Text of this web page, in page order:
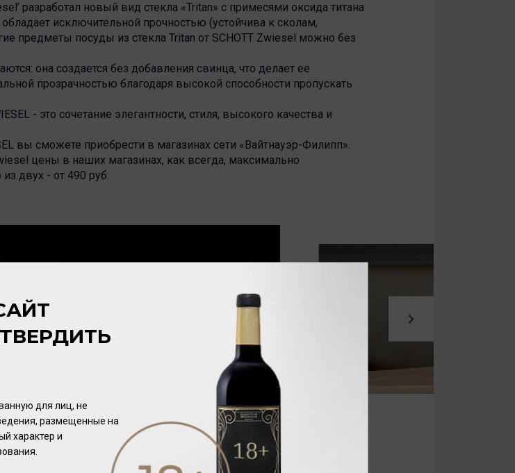
разработал новый вид стекла «Tritan» с примесями оксида титана
исключительной прочностью (устойчива к сколам,
предметы посуды из стекла Tritan от SCHOTT Zwiesel можно без
она создается без добавления свинца, что делает ее
прозрачностью благодаря высокой способности пропускать
- это сочетание элегантности, стиля, высокого качества и
вы сможете приобрести в магазинах сети «Вайтнауэр-Филипп».
цены в наших магазинах, как всегда, максимально
двух - от 490 руб.
для лиц, не
размещенные на
характер и